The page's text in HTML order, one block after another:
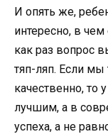
И опять же,
интересно, в
как раз вопрос
тяп-ляп. Если мы
качественно, то
лучшим, а в
успеха, а не